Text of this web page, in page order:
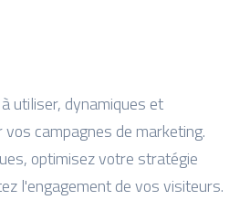
utiliser, dynamiques et
campagnes de marketing.
optimisez votre stratégie
l'engagement de vos visiteurs.